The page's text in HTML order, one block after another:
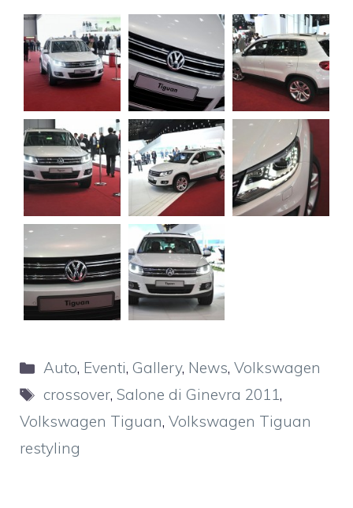
Categorie
Auto, Eventi, Gallery, News,Volkswagen
Tag
crossover,Salone di Ginevra 2011,
Volkswagen Tiguan, Volkswagen Tiguan
restyling